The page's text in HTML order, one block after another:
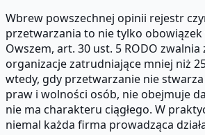
Wbrew powszechnej opinii rejestr
przetwarzania to nie tylko
Owszem, art. 30 ust. 5 RODO
organizacje zatrudniające mniej niż
wtedy, gdy przetwarzanie nie
praw i wolności osób, nie obejmuje
nie ma charakteru ciągłego. W
niemal każda firma prowadząca